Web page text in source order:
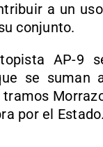
a un
conjunto.
AP-9
se suman
por el Estado.